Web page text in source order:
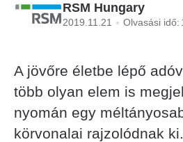
RSM Hungary
2019.11.21 Olvasási idő:
A jövőre életbe lépő
több olyan elem is
nyomán egy
körvonalai rajzolódnak